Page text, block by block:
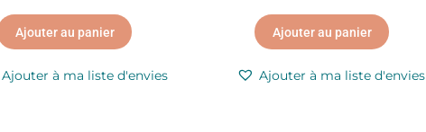
Ajouter au panier
Ajouter à ma liste d'envies
Ajouter au panier
Ajouter à ma liste d'envies